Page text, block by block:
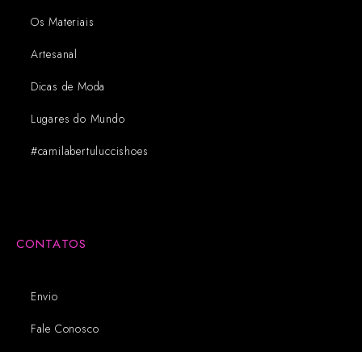
Os Materiais
Artesanal
Dicas de Moda
Lugares do Mundo
#camilabertuluccishoes
CONTATOS
Envio
Fale Conosco